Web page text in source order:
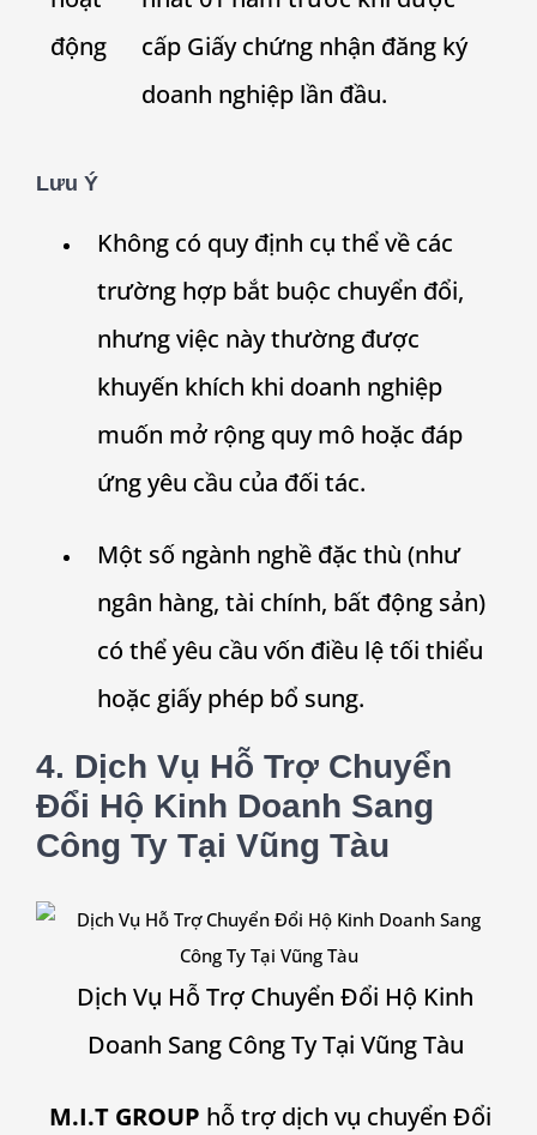
động
cấp Giấy chứng nhận đăng ký
doanh nghiệp lần đầu.
Lưu Ý
Không có quy định cụ thể về các
trường hợp bắt buộc chuyển đổi,
nhưng việc này thường được
khuyến khích khi doanh nghiệp
muốn mở rộng quy mô hoặc đáp
ứng yêu cầu của đối tác.
Một số ngành nghề đặc thù (như
ngân hàng, tài chính, bất động sản)
có thể yêu cầu vốn điều lệ tối thiểu
hoặc giấy phép bổ sung.
4. Dịch Vụ Hỗ Trợ Chuyển
Đổi Hộ Kinh Doanh Sang
Công Ty Tại Vũng Tàu
Dịch Vụ Hỗ Trợ Chuyển Đổi Hộ Kinh
Doanh Sang Công Ty Tại Vũng Tàu
M.I.T GROUP hỗ trợ dịch vụ chuyển Đổi